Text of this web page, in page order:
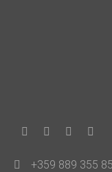
+359 889 355